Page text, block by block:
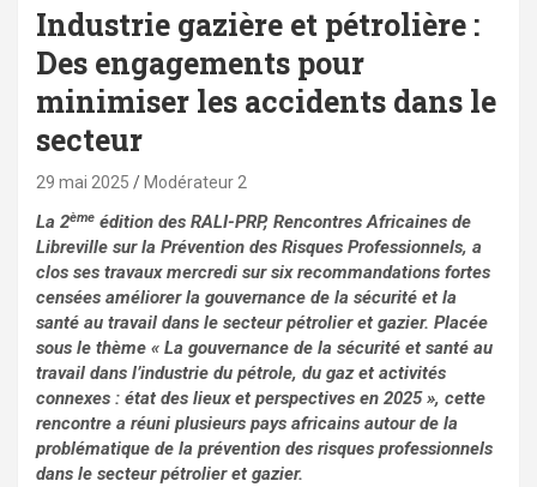
Industrie gazière et pétrolière :
Des engagements pour
minimiser les accidents dans le
secteur
29 mai 2025 Modérateur 2
La 2ème édition des RALI-PRP, Rencontres Africaines de
Libreville sur la Prévention des Risques Professionnels, a
clos ses travaux mercredi sur six recommandations fortes
censées améliorer la gouvernance de la sécurité et la
santé au travail dans le secteur pétrolier et gazier. Placée
sous le thème « La gouvernance de la sécurité et santé au
travail dans l’industrie du pétrole, du gaz et activités
connexes : état des lieux et perspectives en 2025 », cette
rencontre a réuni plusieurs pays africains autour de la
problématique de la prévention des risques professionnels
dans le secteur pétrolier et gazier.